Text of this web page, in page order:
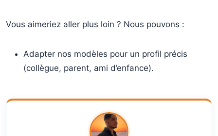
Vous aimeriez aller plus loin ? Nous pouvons :
Adapter nos modèles pour un profil précis
(collègue, parent, ami d’enfance).